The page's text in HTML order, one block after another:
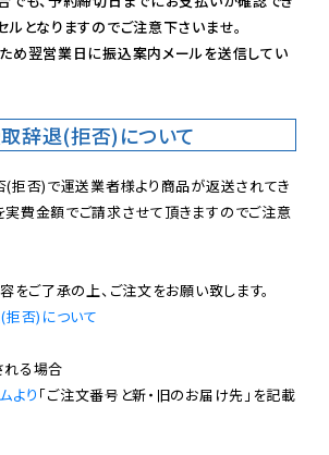
ルとなりますのでご注意下さいませ。
め翌営業日に振込案内メールを送信してい
辞退(拒否)について
拒否)で運送業者様より商品が返送されてき
費金額でご請求させて頂きますのでご注意
拒否)について
より 「ご注文番号と新・旧のお届け先」を記載